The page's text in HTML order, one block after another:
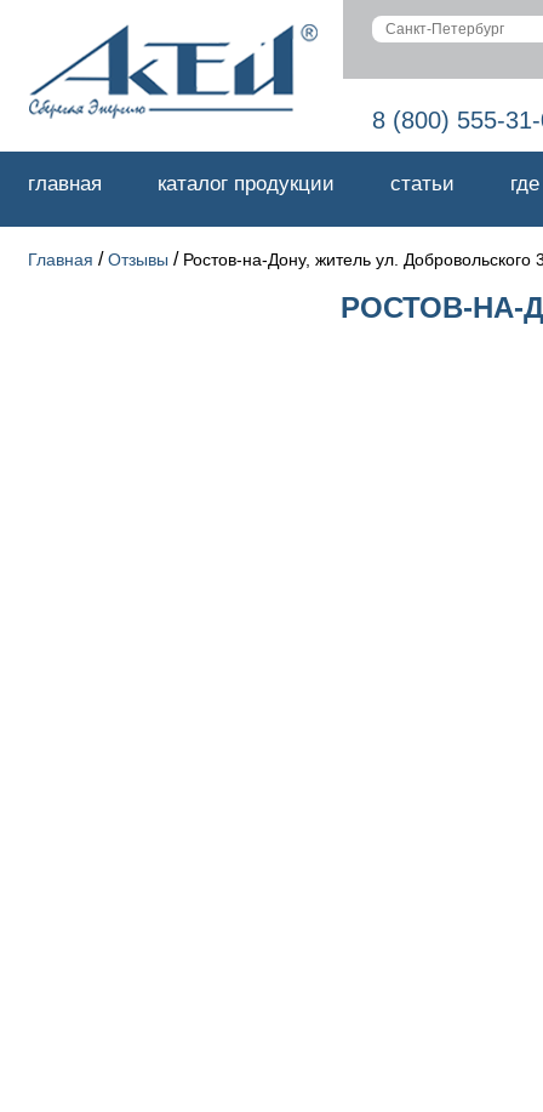
8 (800) 555-
главная каталог продукции статьи
Главная /Отзывы / Ростов-на-Дону, житель ул. Добровольского
РОСТОВ-НА-